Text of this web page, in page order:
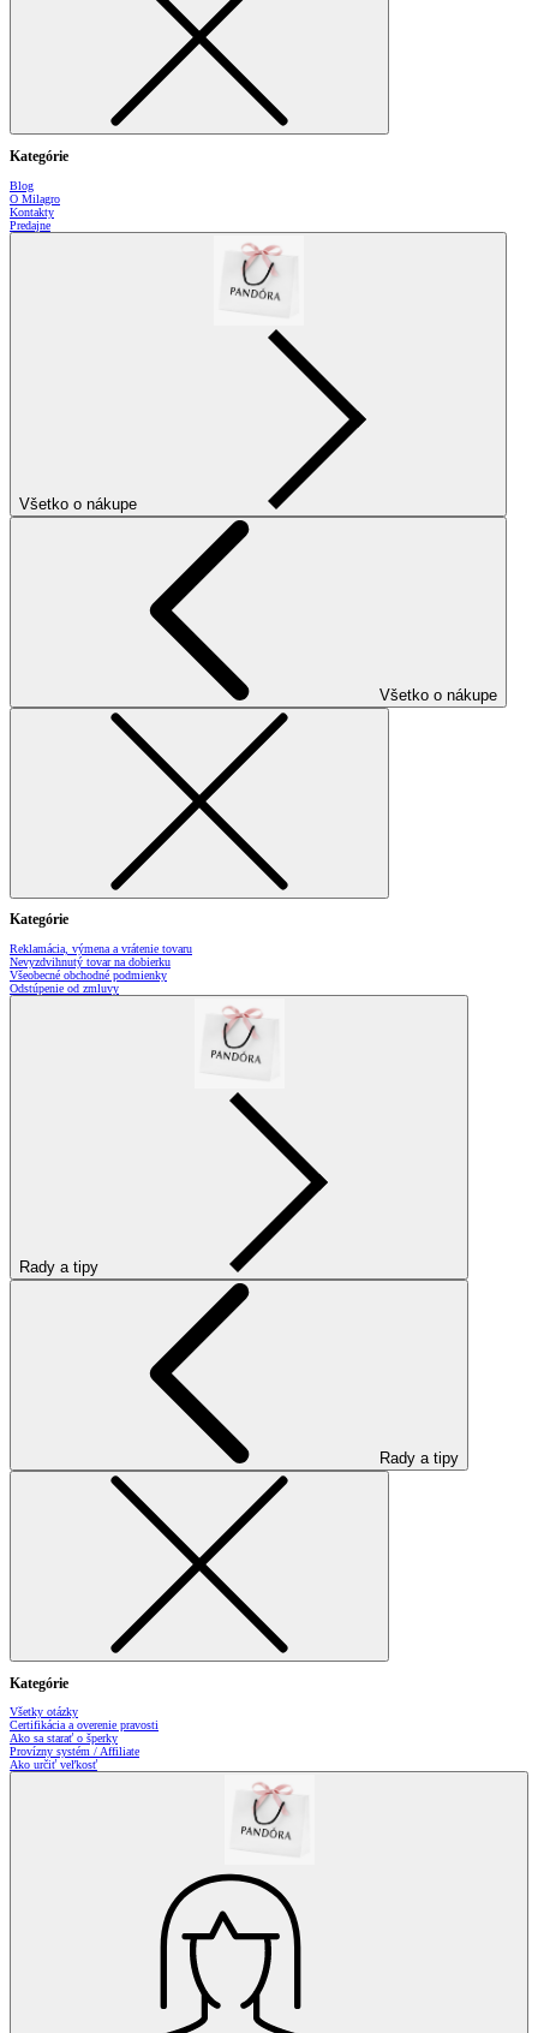
Kategórie
Blog
O Milagro
Kontakty
Predajne
Všetko o nákupe
Všetko o nákupe
Kategórie
Reklamácia, výmena a vrátenie tovaru
Nevyzdvihnutý tovar na dobierku
Všeobecné obchodné podmienky
Odstúpenie od zmluvy
Rady a tipy
Rady a tipy
Kategórie
Všetky otázky
Certifikácia a overenie pravosti
Ako sa starať o šperky
Provízny systém / Affiliate
Ako určiť veľkosť